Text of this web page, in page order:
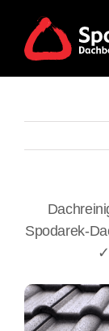
content
Spodarek-